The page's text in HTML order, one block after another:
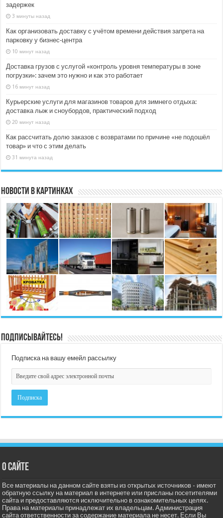
задержек
3 минуты назад
Как организовать доставку с учётом времени действия запрета на
парковку у бизнес‑центра
10 минут назад
Доставка грузов с услугой «контроль уровня температуры в зоне
погрузки»: зачем это нужно и как это работает
16 минут назад
Курьерские услуги для магазинов товаров для зимнего отдыха:
доставка лыж и сноубордов, практический подход
20 минут назад
Как рассчитать долю заказов с возвратами по причине «не подошёл
товар» и что с этим делать
31 минута назад
Новости в картинках
Подписывайтесь!
Подписка на вашу емейл рассылку
О сайте
Все материалы на данном сайте взяты из открытых источников - имеют
обратную ссылку на материал в интернете или присланы посетителями
сайта и предоставляются исключительно в ознакомительных целях.
Права на материалы принадлежат их владельцам. Администрация
сайта ответственности за содержание материала не несет. Если Вы